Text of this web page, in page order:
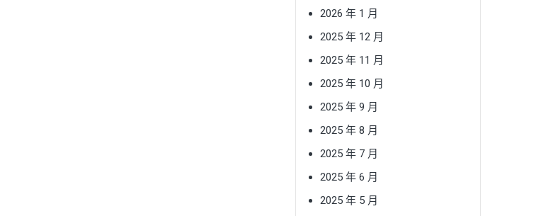
2026 年 1 月
2025 年 12 月
2025 年 11 月
2025 年 10 月
2025 年 9 月
2025 年 8 月
2025 年 7 月
2025 年 6 月
2025 年 5 月